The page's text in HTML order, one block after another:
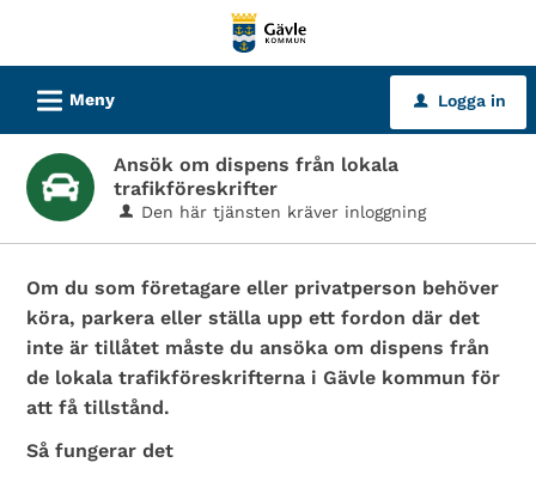
tjänster
Gävle
kommun
L Meny u Logga in
Ansök om dispens från lokala
trafikföreskrifter
Den här tjänsten kräver inloggning
Om du som företagare eller privatperson behöver
köra, parkera eller ställa upp ett fordon där det
inte är tillåtet måste du ansöka om dispens från
de lokala trafikföreskrifterna i Gävle kommun för
att få tillstånd.
Så fungerar det